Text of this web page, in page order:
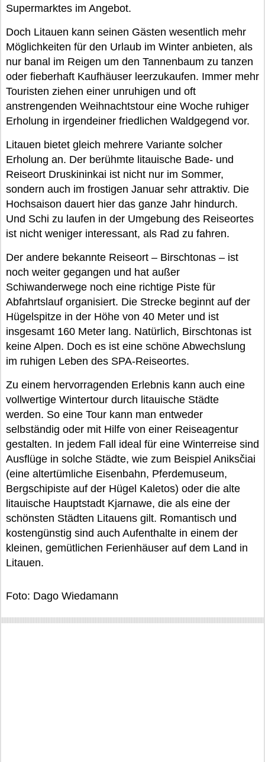
Supermarktes im Angebot.
Doch Litauen kann seinen Gästen wesentlich mehr
Möglichkeiten für den Urlaub im Winter anbieten, als
nur banal im Reigen um den Tannenbaum zu tanzen
oder fieberhaft Kaufhäuser leerzukaufen. Immer mehr
Touristen ziehen einer unruhigen und oft
anstrengenden Weihnachtstour eine Woche ruhiger
Erholung in irgendeiner friedlichen Waldgegend vor.
Litauen bietet gleich mehrere Variante solcher
Erholung an. Der berühmte litauische Bade- und
Reiseort Druskininkai ist nicht nur im Sommer,
sondern auch im frostigen Januar sehr attraktiv. Die
Hochsaison dauert hier das ganze Jahr hindurch.
Und Schi zu laufen in der Umgebung des Reiseortes
ist nicht weniger interessant, als Rad zu fahren.
Der andere bekannte Reiseort – Birschtonas – ist
noch weiter gegangen und hat außer
Schiwanderwege noch eine richtige Piste für
Abfahrtslauf organisiert. Die Strecke beginnt auf der
Hügelspitze in der Höhe von 40 Meter und ist
insgesamt 160 Meter lang. Natürlich, Birschtonas ist
keine Alpen. Doch es ist eine schöne Abwechslung
im ruhigen Leben des SPA-Reiseortes.
Zu einem hervorragenden Erlebnis kann auch eine
vollwertige Wintertour durch litauische Städte
werden. So eine Tour kann man entweder
selbständig oder mit Hilfe von einer Reiseagentur
gestalten. In jedem Fall ideal für eine Winterreise sind
Ausflüge in solche Städte, wie zum Beispiel Aniksčiai
(eine altertümliche Eisenbahn, Pferdemuseum,
Bergschipiste auf der Hügel Kaletos) oder die alte
litauische Hauptstadt Kjarnawe, die als eine der
schönsten Städten Litauens gilt. Romantisch und
kostengünstig sind auch Aufenthalte in einem der
kleinen, gemütlichen Ferienhäuser auf dem Land in
Litauen.
Foto: Dago Wiedamann